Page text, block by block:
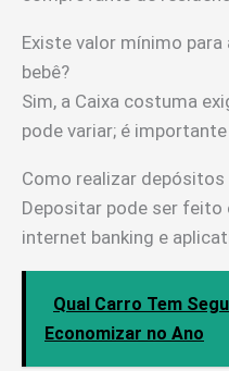
Existe valor mínimo
bebê?
Sim, a Caixa costuma
pode variar; é
Como realizar depósitos
Depositar pode ser feito
internet banking e
Qual Carro Tem
Economizar no Ano